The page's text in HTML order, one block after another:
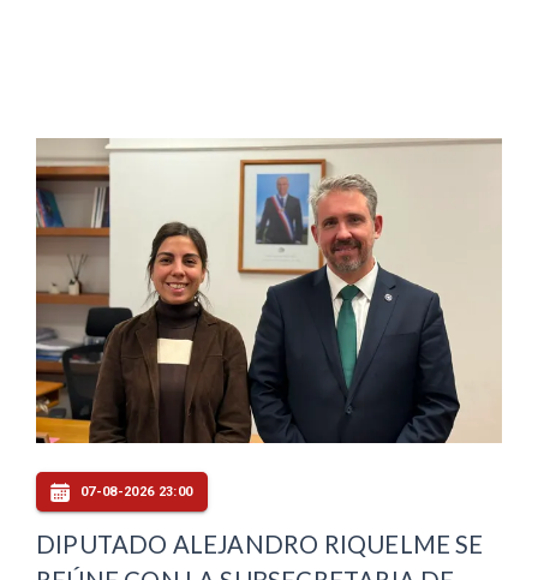
07-08-2026 23:00
DIPUTADO ALEJANDRO RIQUELME SE